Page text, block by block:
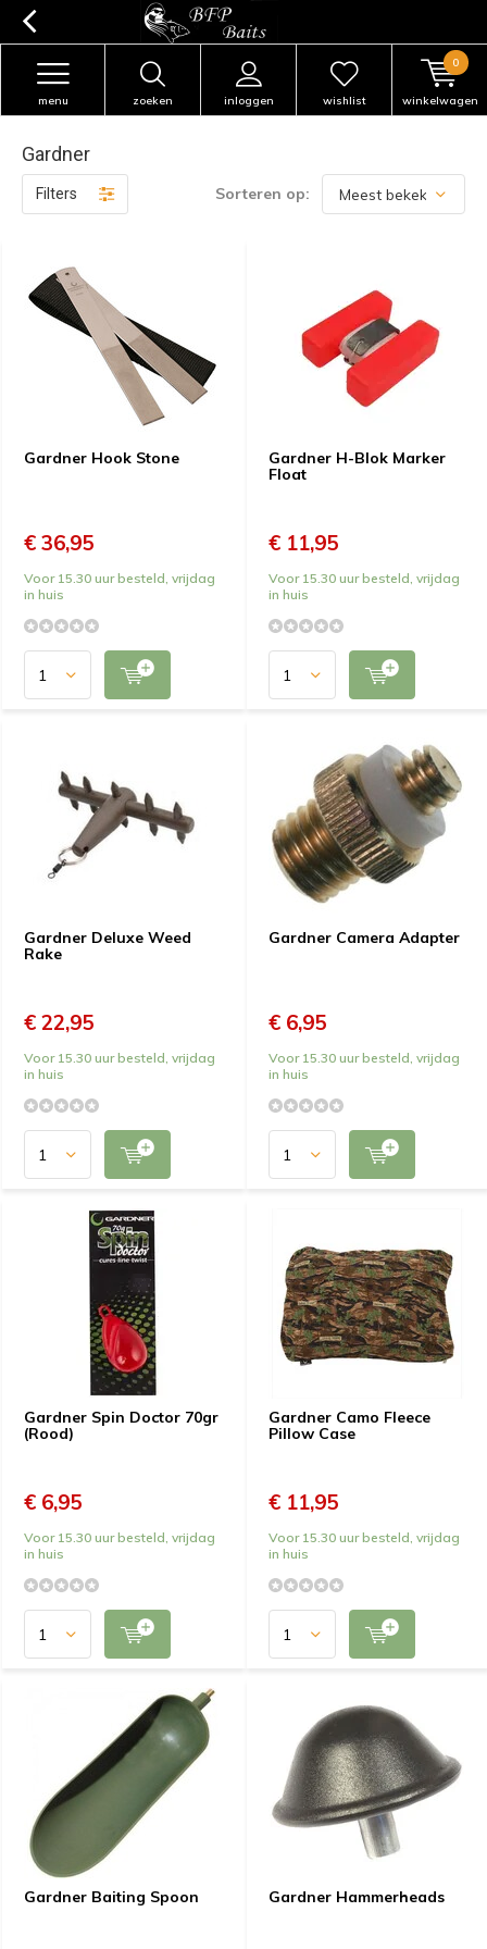
zoeken inloggen
menu wishlist winkelwagen
0
Gardner
Filters Sorteren op:
Gardner Hook Stone
€ 36,95
Voor 15.30 uur besteld, vrijdag
in huis
Gardner H-Blok Marker
Float
€ 11,95
Voor 15.30 uur besteld, vrijdag
in huis
Gardner Deluxe Weed
Rake
€ 22,95
Voor 15.30 uur besteld, vrijdag
in huis
Gardner Camera Adapter
€ 6,95
Voor 15.30 uur besteld, vrijdag
in huis
Gardner Spin Doctor 70gr
(Rood)
€ 6,95
Voor 15.30 uur besteld, vrijdag
in huis
Gardner Camo Fleece
Pillow Case
€ 11,95
Voor 15.30 uur besteld, vrijdag
in huis
Gardner Baiting Spoon Gardner Hammerheads